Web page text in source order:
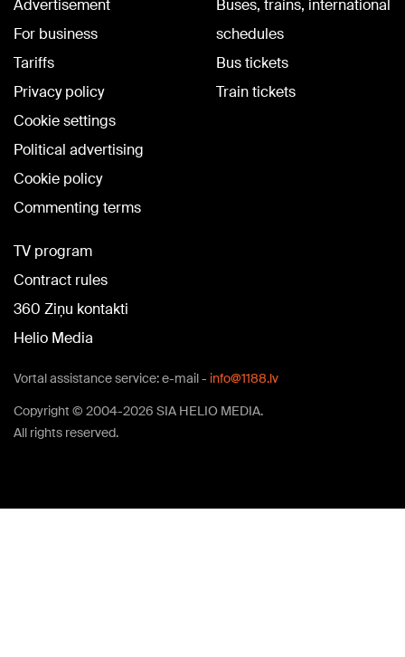
Advertisement
For business
Tariffs
Privacy policy
Cookie settings
Political advertising
Cookie policy
Commenting terms
Buses, trains, international
schedules
Bus tickets
Train tickets
TV program
Contract rules
360 Ziņu kontakti
Helio Media
Vortal assistance service: e-mail - info@1188.lv
Copyright © 2004-2026 SIA HELIO MEDIA.
All rights reserved.